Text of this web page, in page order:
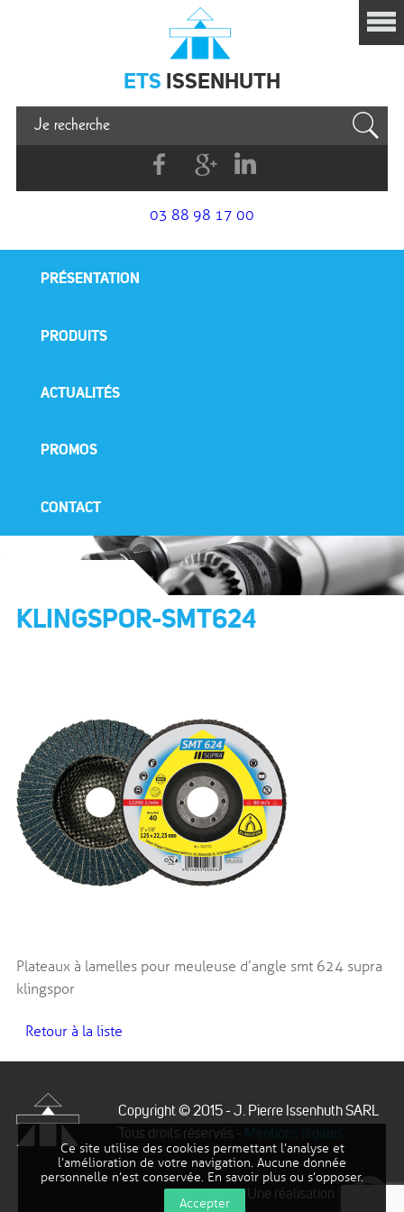
Issenhuth
ETS ISSENHUTH
FacebookG+
Linkedin
03 88 98 17 00
PRÉSENTATION
PRODUITS
ACTUALITÉS
PROMOS
CONTACT
KLINGSPOR-SMT624
Plateaux à lamelles pour meuleuse d’angle smt 624 supra
klingspor
Retour à la liste
Issenhuth
Copyright © 2015 - J. Pierre Issenhuth SARL
Tous droits réservés - Mentions légales
Une réalisation
Ce site utilise des cookies permettant l’analyse et
l’amélioration de votre navigation. Aucune donnée
personnelle n’est conservée. En savoir plus ou s’opposer.
Accepter